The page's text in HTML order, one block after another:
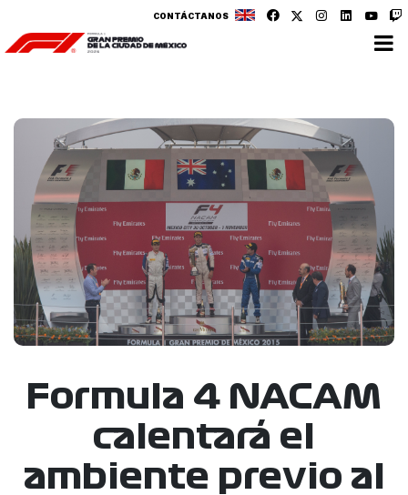
CONTÁCTANOS
Formula 4 NACAM
calentará el
ambiente previo al